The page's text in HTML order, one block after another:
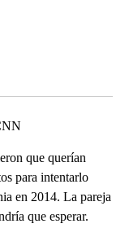
que querían
para intentarlo
en 2014. La pareja
que esperar.